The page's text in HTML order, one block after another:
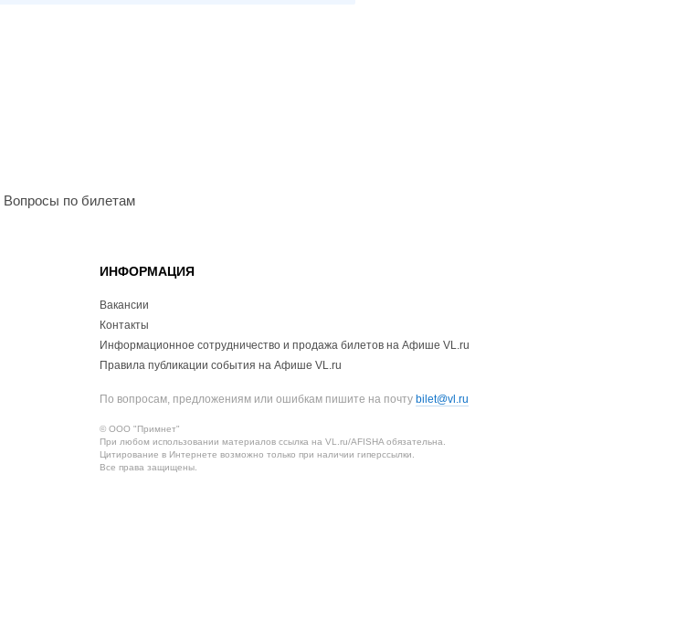
Вопросы по билетам
ИНФОРМАЦИЯ
Вакансии
Контакты
Информационное сотрудничество и продажа билетов на Афише VL.ru
Правила публикации события на Афише VL.ru
По вопросам, предложениям или ошибкам пишите на почту bilet@vl.ru
© ООО "Примнет"
При любом использовании материалов ссылка на VL.ru/AFISHA обязательна.
Цитирование в Интернете возможно только при наличии гиперссылки.
Все права защищены.